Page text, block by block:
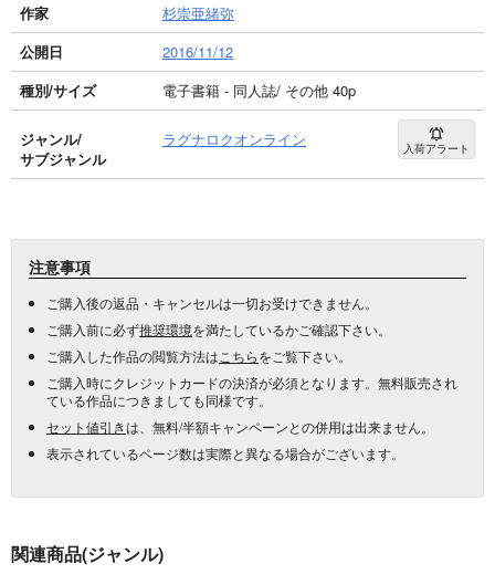
作家
杉崇亜緒弥
公開日
2016/11/12
種別/サイズ
電子書籍 - 同人誌/ その他 40p
ジャンル/
サブジャンル
ラグナロクオンライン 入荷アラート
注意事項
ご購入後の返品・キャンセルは一切お受けできません。
ご購入前に必ず推奨環境を満たしているかご確認下さい。
ご購入した作品の閲覧方法は こちらをご覧下さい。
ご購入時にクレジットカードの決済が必須となります。無料販売され
ている作品につきましても同様です。
セット値引きは、無料/半額キャンペーンとの併用は出来ません。
表示されているページ数は実際と異なる場合がございます。
関連商品(ジャンル)